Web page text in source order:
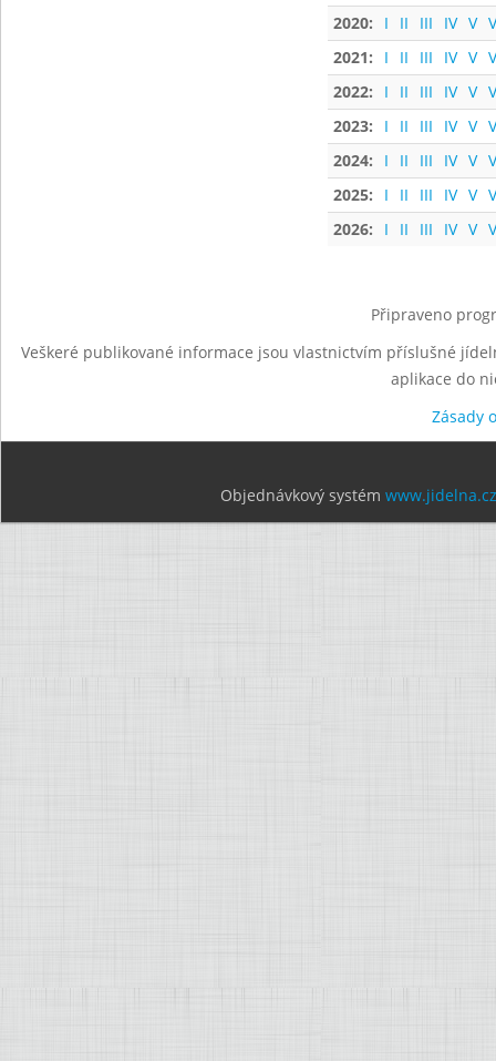
2020:
I II III IV V
2021:
I II III IV V
2022:
I II III IV V
2023:
I II III IV V
2024:
I II III IV V
2025:
I II III IV V
2026:
I II III IV V
Připraveno
Veškeré publikované informace jsou vlastnictvím příslušné
aplikace do
Zásady
Objednávkový systém www.jidelna.cz